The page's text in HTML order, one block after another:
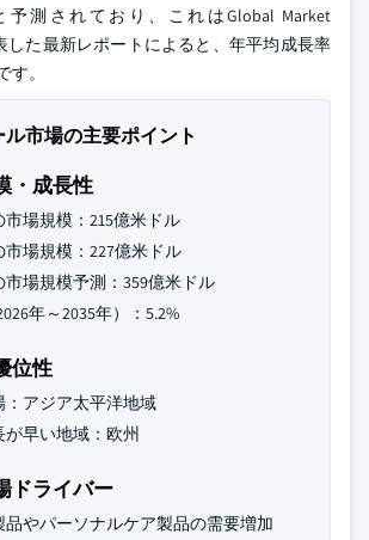
測されており、これはGlobal Market
した最新レポートによると、年平均成長率
す。
ル市場の主要ポイント
・成長性
市場規模：215億米ドル
市場規模：227億米ドル
市場規模予測：359億米ドル
年～2035年）：5.2%
位性
：アジア太平洋地域
が早い地域：欧州
ドライバー
品やパーソナルケア製品の需要増加